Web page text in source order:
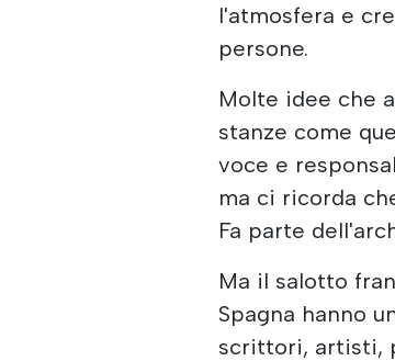
l'atmosfera e
persone.
Molte idee che
stanze come
voce e
ma ci ricorda
Fa parte
Ma il salotto
Spagna hanno
scrittori, artisti,